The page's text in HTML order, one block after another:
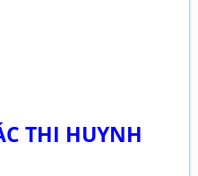
THI HUYNH